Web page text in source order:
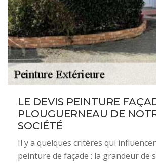
LE DEVIS PEINTURE
PLOUGUERNEAU DE
SOCIÉTÉ
Il y a quelques critères qui
peinture de façade : la grandeur de